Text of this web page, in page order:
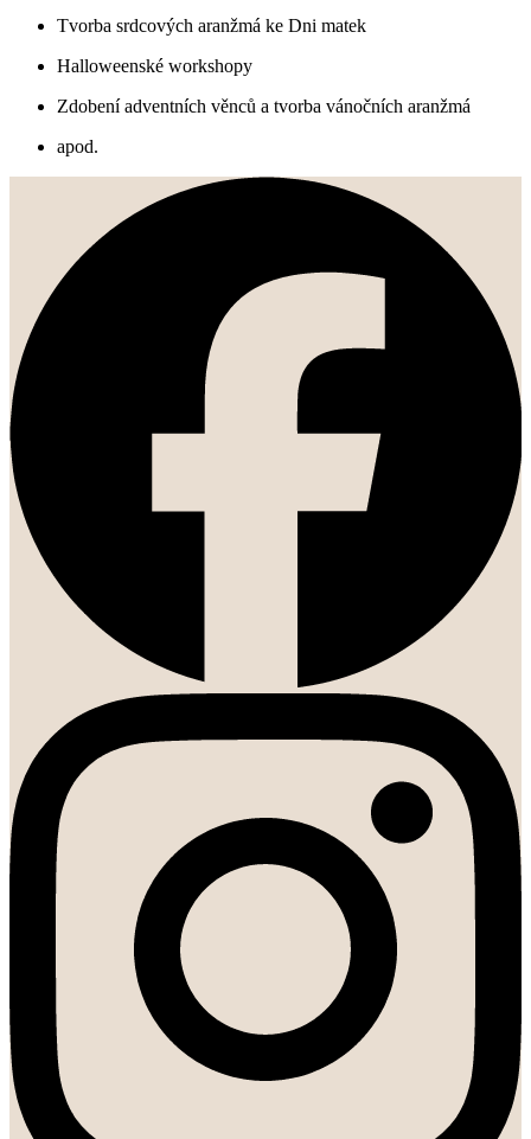
Tvorba srdcových aranžmá ke Dni matek
Halloweenské workshopy
Zdobení adventních věnců a tvorba vánočních aranžmá
apod.